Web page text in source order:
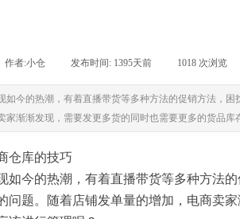
作者:小仓 发布时间: 1395天前 1018 次浏览
如今的热潮，有着直播带货等多种方法的促销方法，
家渐渐发现，需要发更多货的同时也需要更多的货品
仓库的技巧
如今的热潮，有着直播带货等多种方法
问题。随着店铺发单量的增加，电商卖